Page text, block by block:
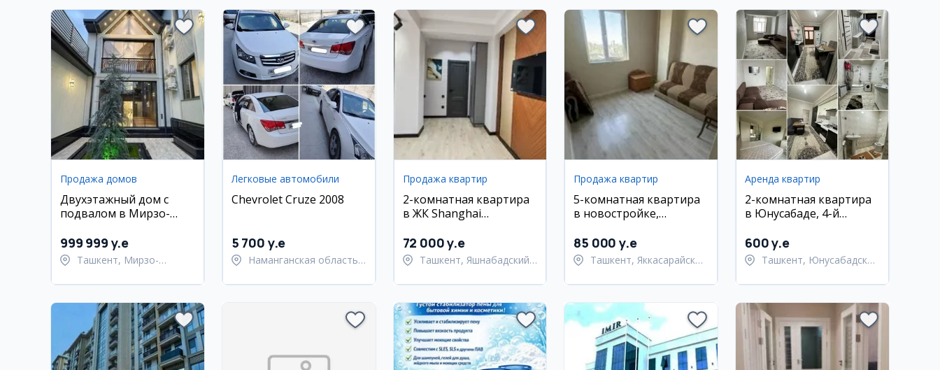
Продажа домов
Двухэтажный дом с
подвалом в Мирзо-
999 999 y.e
Ташкент, Мирзо-
Легковые автомобили
Chevrolet Cruze 2008
5 700 y.e
Наманганская область,
Продажа квартир
2-комнатная квартира
в ЖК Shanghai
72 000 y.e
Ташкент, Яшнабадский
Продажа квартир
5-комнатная квартира
в новостройке,
85 000 y.e
Ташкент, Яккасарайский
Аренда квартир
2-комнатная квартира
в Юнусабаде, 4-й
600 y.e
Ташкент, Юнусабадский